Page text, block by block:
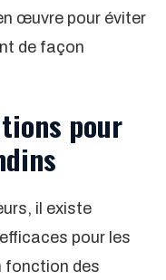
œuvre pour éviter
de façon
pour
il existe
pour les
fonction des